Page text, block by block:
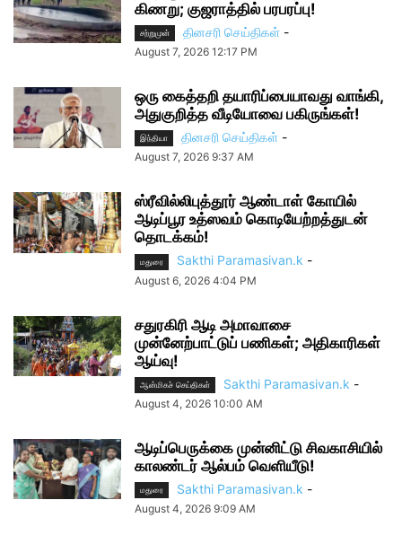
கிணறு; குஜராத்தில் பரபரப்பு!
சற்றுமுன் தினசரி செய்திகள் -
August 7, 2026 12:17 PM
ஒரு கைத்தறி தயாரிப்பையாவது வாங்கி,
அதுகுறித்த வீடியோவை பகிருங்கள்!
இந்தியா தினசரி செய்திகள் -
August 7, 2026 9:37 AM
ஸ்ரீவில்லிபுத்தூர் ஆண்டாள் கோயில்
ஆடிப்பூர உத்ஸவம் கொடியேற்றத்துடன்
தொடக்கம்!
மதுரை Sakthi Paramasivan.k -
August 6, 2026 4:04 PM
சதுரகிரி ஆடி அமாவாசை
முன்னேற்பாட்டுப் பணிகள்; அதிகாரிகள்
ஆய்வு!
ஆன்மிகச் செய்திகள் Sakthi Paramasivan.k -
August 4, 2026 10:00 AM
ஆடிப்பெருக்கை முன்னிட்டு சிவகாசியில்
காலண்டர் ஆல்பம் வெளியீடு!
மதுரை Sakthi Paramasivan.k -
August 4, 2026 9:09 AM